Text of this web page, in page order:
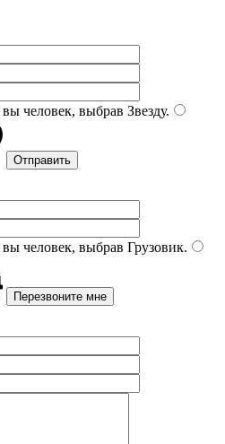
человек, выбрав Звезду.
человек, выбрав Грузовик.